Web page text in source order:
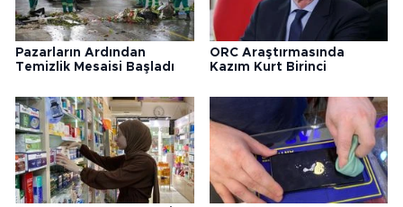
Pazarların Ardından
Temizlik Mesaisi Başladı
ORC Araştırmasında
Kazım Kurt Birinci